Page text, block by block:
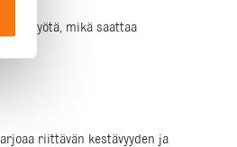
myötä, mikä saattaa
riittävän kestävyyden ja